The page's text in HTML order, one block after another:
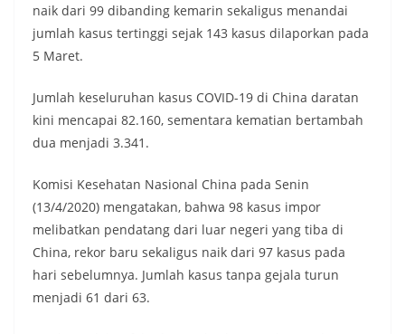
naik dari 99 dibanding kemarin sekaligus menandai
jumlah kasus tertinggi sejak 143 kasus dilaporkan pada
5 Maret.
Jumlah keseluruhan kasus COVID-19 di China daratan
kini mencapai 82.160, sementara kematian bertambah
dua menjadi 3.341.
Komisi Kesehatan Nasional China pada Senin
(13/4/2020) mengatakan, bahwa 98 kasus impor
melibatkan pendatang dari luar negeri yang tiba di
China, rekor baru sekaligus naik dari 97 kasus pada
hari sebelumnya. Jumlah kasus tanpa gejala turun
menjadi 61 dari 63.